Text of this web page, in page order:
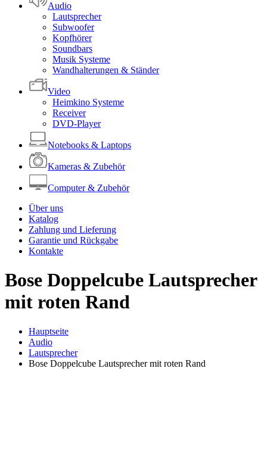
Audio
Lautsprecher
Subwoofer
Kopfhörer
Soundbars
Musik Systeme
Wandhalterungen & Ständer
Video
Heimkino Systeme
Receiver
DVD-Player
Notebooks & Laptops
Kameras & Zubehör
Computer & Zubehör
Über uns
Katalog
Zahlung und Lieferung
Garantie und Rückgabe
Kontakte
Bose Doppelcube Lautsprecher
mit roten Rand
Hauptseite
Audio
Lautsprecher
Bose Doppelcube Lautsprecher mit roten Rand